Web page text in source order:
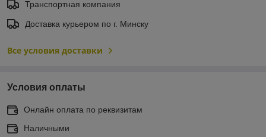
Транспортная компания
Доставка курьером по г. Минску
Все условия доставки
Условия оплаты
Онлайн оплата по реквизитам
Наличными